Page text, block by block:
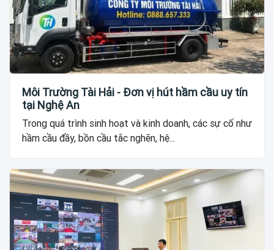
Môi Trường Tài Hải - Đơn vị hút hầm cầu uy tín
tại Nghệ An
Trong quá trình sinh hoạt và kinh doanh, các sự cố như
hầm cầu đầy, bồn cầu tắc nghẽn, hệ...